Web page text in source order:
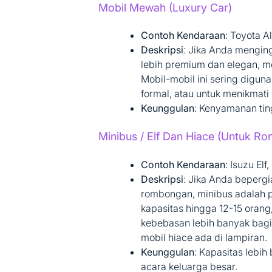
Mobil Mewah (Luxury Car)
Contoh Kendaraan: Toyota
Deskripsi: Jika Anda
lebih premium dan elegan,
Mobil-mobil ini sering
formal, atau untuk
Keunggulan: Kenyamanan
Minibus / Elf Dan Hiace (Untuk
Contoh Kendaraan: Isuzu
Deskripsi: Jika Anda
rombongan, minibus adalah
kapasitas hingga 12-15
kebebasan lebih banyak
mobil hiace ada di lampiran.
Keunggulan: Kapasitas lebih
acara keluarga besar.